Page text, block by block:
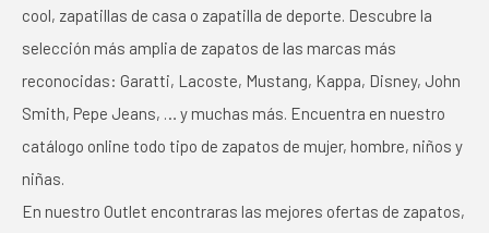
cool, zapatillas de casa o zapatilla de deporte. Descubre la
selección más amplia de zapatos de las marcas más
reconocidas: Garatti, Lacoste, Mustang, Kappa, Disney, John
Smith, Pepe Jeans, … y muchas más. Encuentra en nuestro
catálogo online todo tipo de zapatos de mujer, hombre, niños y
niñas.
En nuestro Outlet encontraras las mejores ofertas de zapatos,